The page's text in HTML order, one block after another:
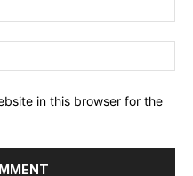
in this browser for the